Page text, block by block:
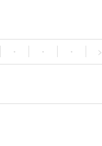
・ ・ ・ >